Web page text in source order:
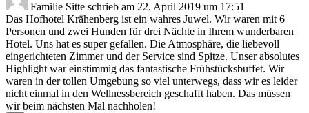
Familie Sitte schrieb am 22. April 2019 um 17:51
Das Hofhotel Krähenberg ist ein wahres Juwel. Wir waren mit 6
Personen und zwei Hunden für drei Nächte in Ihrem wunderbaren
Hotel. Uns hat es super gefallen. Die Atmosphäre, die liebevoll
eingerichteten Zimmer und der Service sind Spitze. Unser absolutes
Highlight war einstimmig das fantastische Frühstücksbuffet. Wir
waren in der tollen Umgebung so viel unterwegs, dass wir es leider
nicht einmal in den Wellnessbereich geschafft haben. Das müssen
wir beim nächsten Mal nachholen!